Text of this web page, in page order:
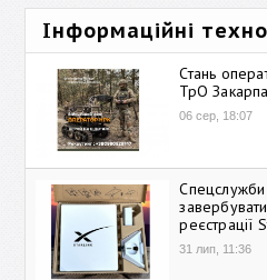
Інформаційні
Стань
ТрО
06 сер, 18:07
реєстрації
31 лип, 11:36